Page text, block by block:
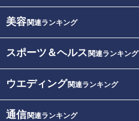
美容関連ランキング
スポーツ＆ヘルス 関連ランキング
ウエディング関連ランキング
通信関連ランキング